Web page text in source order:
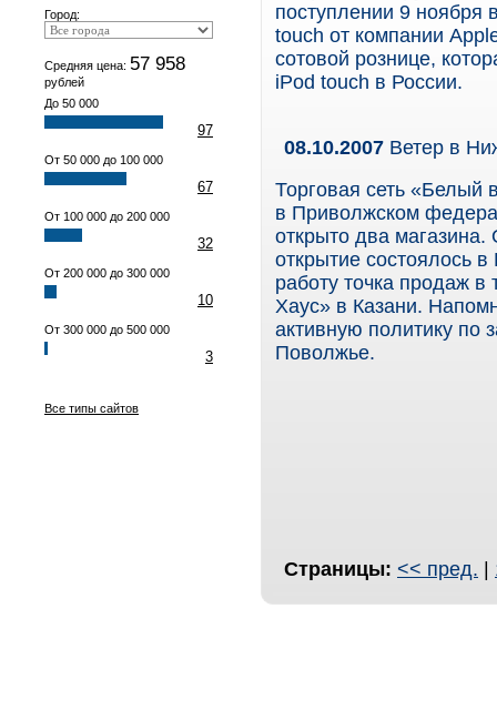
Город:
Средняя цена: 57 958
рублей
До 50 000
97
От 50 000 до 100 000
67
От 100 000 до 200 000
32
От 200 000 до 300 000
10
От 300 000 до 500 000
3
Все типы сайтов
поступлении 9 ноября
touch от компании
сотовой рознице,
iPod touch в России.
08.10.2007 Ветер в
Торговая сеть «Белый
в Приволжском
открыто два
открытие состоялось
работу точка продаж в
Хаус» в Казани.
активную политику по
Поволжье.
Страницы: << пред. |